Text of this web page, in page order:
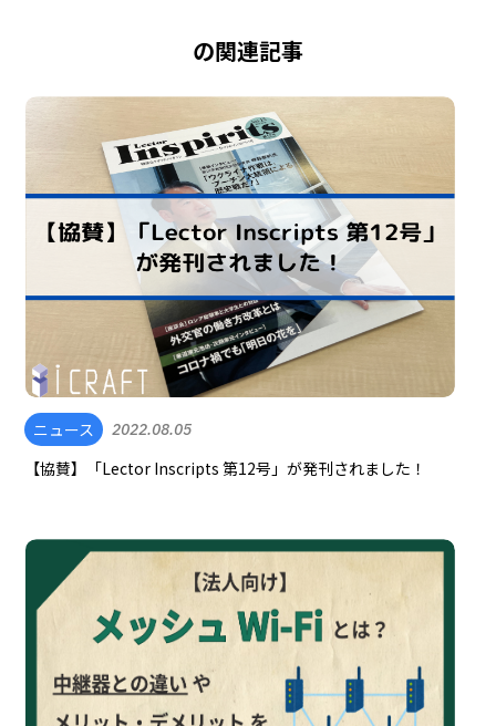
の関連記事
ニュース 2022.08.05
【協賛】「Lector Inscripts 第12号」が発刊されました！